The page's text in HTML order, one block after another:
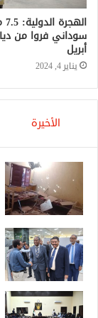
سوداني فروا من
أبريل
يناير 4, 2024
الأخيرة